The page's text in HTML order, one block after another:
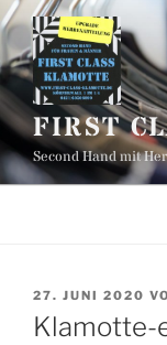
Zum
Inhalt
springen
FIRST
Second Hand mit
AM
27. JUNI 2020
Klamotte-